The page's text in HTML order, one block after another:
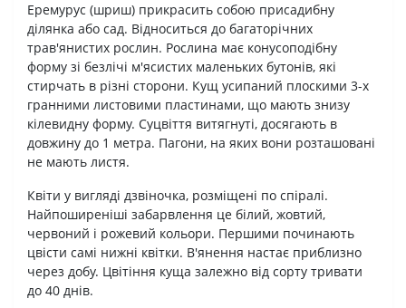
Еремурус (шриш) прикрасить собою присадибну
ділянка або сад. Відноситься до багаторічних
трав'янистих рослин. Рослина має конусоподібну
форму зі безлічі м'ясистих маленьких бутонів, які
стирчать в різні сторони. Кущ усипаний плоскими 3-х
гранними листовими пластинами, що мають знизу
кілевидну форму. Суцвіття витягнуті, досягають в
довжину до 1 метра. Пагони, на яких вони розташовані
не мають листя.
Квіти у вигляді дзвіночка, розміщені по спіралі.
Найпоширеніші забарвлення це білий, жовтий,
червоний і рожевий кольори. Першими починають
цвісти самі нижні квітки. В'янення настає приблизно
через добу. Цвітіння куща залежно від сорту тривати
до 40 днів.